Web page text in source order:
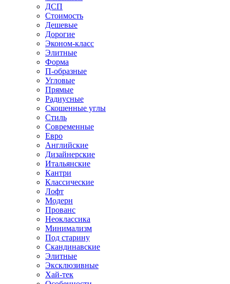
ДСП
Стоимость
Дешевые
Дорогие
Эконом-класс
Элитные
Форма
П-образные
Угловые
Прямые
Радиусные
Скошенные углы
Стиль
Современные
Евро
Английские
Дизайнерские
Итальянские
Кантри
Классические
Лофт
Модерн
Прованс
Неоклассика
Минимализм
Под старину
Скандинавские
Элитные
Эксклюзивные
Хай-тек